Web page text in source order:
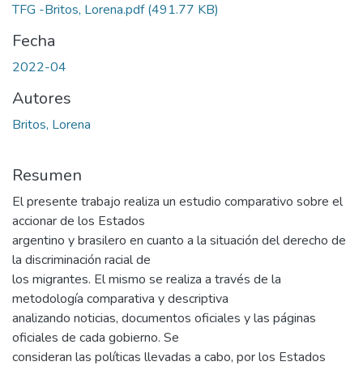
TFG -Britos, Lorena.pdf(491.77 KB)
Fecha
2022-04
Autores
Britos, Lorena
Resumen
El presente trabajo realiza un estudio comparativo sobre el
accionar de los Estados
argentino y brasilero en cuanto a la situación del derecho de
la discriminación racial de
los migrantes. El mismo se realiza a través de la
metodología comparativa y descriptiva
analizando noticias, documentos oficiales y las páginas
oficiales de cada gobierno. Se
consideran las políticas llevadas a cabo, por los Estados